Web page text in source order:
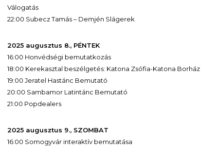
Válogatás
22:00 Subecz Tamás – Demjén Slágerek
2025 augusztus 8., PÉNTEK
16:00 Honvédségi bemutatkozás
18:00 Kerekasztal beszélgetés: Katona Zsófia-Katona Borház
19:00 Jeratel Hastánc Bemutató
20:00 Sambamor Latintánc Bemutató
21:00 Popdealers
2025 augusztus 9., SZOMBAT
16:00 Somogyvár interaktív bemutatása